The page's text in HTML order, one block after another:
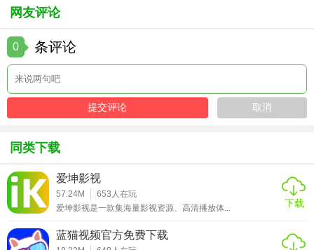
2. 离线缓存功能：支持将喜欢的电视剧剧集缓存到本地，用
铁等场景下，也能继续追剧。
3. 社区互动交流：设有专门的社区板块，用户可以在这里分
剧情，增加观影的社交性和互动性。
作，能够第一时间获取最新的剧集资源并更新到平台上，让
用户紧跟剧情发展，不错过任何精彩瞬间。
【晚秋影院电视剧免费资源玩法】
1. 按类型筛选：用户可以根据自己的喜好，在平台上选择不
同的电视剧类型进行筛选，如动作、喜剧、科幻等，快速找
网友评论
0 条评论
同类下载
爱坤影视
57.24M 653 人在玩
爱坤影视是一款集海量影视资源、高清播放体...
下载
蓝猫视频官方免费下载